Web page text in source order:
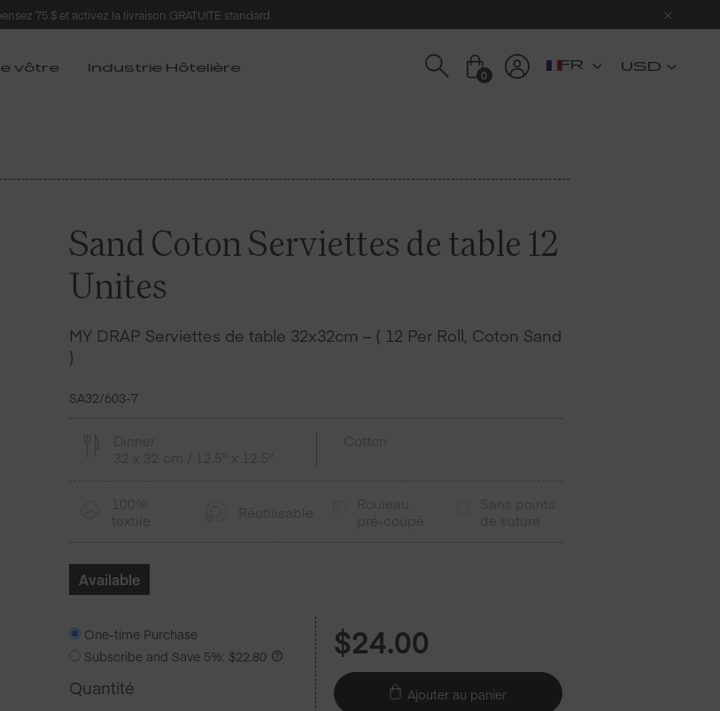
75 $ et activez la livraison GRATUITE standard
vôtre
Industrie Hôtelière
0
USD
Sand Coton Serviettes de table 12
Unites
MY DRAP Serviettes de table 32x32cm – ( 12 Per Roll, Coton Sand
)
SA32/603-7
Available
One-time Purchase
Subscribe and Save 5%: $22.80
Quantité
$24.00
Ajouter au panier